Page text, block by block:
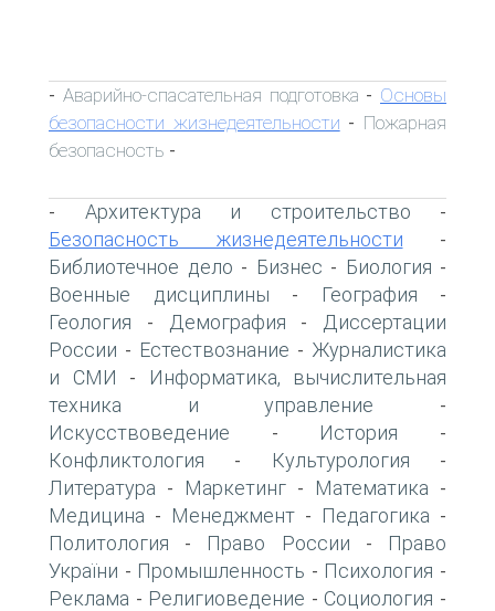
- Аварийно-спасательная подготовка - Основы
безопасности жизнедеятельности - Пожарная
безопасность -
- Архитектура и строительство -
Безопасность жизнедеятельности -
Библиотечное дело - Бизнес - Биология -
Военные дисциплины - География -
Геология - Демография -
Диссертации
России - Естествознание - Журналистика
и СМИ -
Информатика, вычислительная
техника и управление -
Искусствоведение - История -
Конфликтология - Культурология -
Литература - Маркетинг - Математика -
Медицина - Менеджмент - Педагогика -
Политология - Право России -
Право
України - Промышленность - Психология -
Реклама - Религиоведение - Социология -